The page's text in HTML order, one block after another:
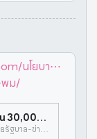
นโยบา⋯
พม/
ผู้สูงอายุ 60 ปีขึ้นไป สามารถให้ทายาทรับเงิน 30,000 บาท ได้ที่ พม.
https://www.antifakenewscenter.com/นโยบายรัฐบาล-ข่าวสาร/ผู้สูงอายุ-60-ปีขึ้นไป-สามารถให้ทายาทรับเงิน-30000-บาท-ได้ที่-พม/